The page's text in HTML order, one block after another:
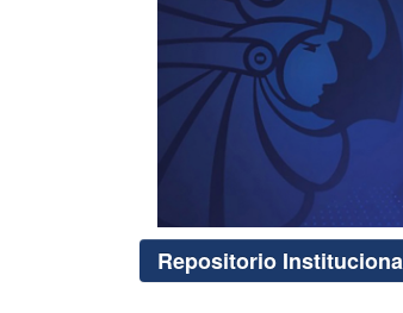
Repositorio